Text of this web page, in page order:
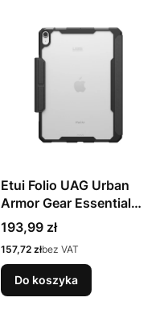
Etui Folio UAG Urban
Armor Gear Essential
Armor do Apple iPad Air
11" (2024) i Air 10.9"
(2022 i 2020)
Cena
193,99 zł
Cena
157,72 złbez VAT
Do koszyka